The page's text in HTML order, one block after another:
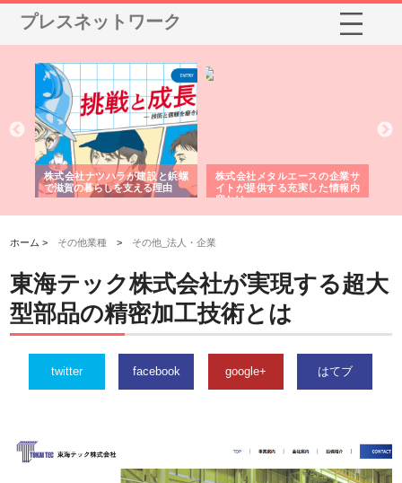
プレスネットワーク
株式会社ナツハラが建設と鋲螺
で滋賀の暮らしを支える理由
株式会社メタルエースの企業サ
イトが提供する充実した情報内
容とは
ホーム > その他業種 > その他_法人・企業
東海テック株式会社が実現する超大
型部品の精密加工技術とは
twitter facebook google+ はてブ